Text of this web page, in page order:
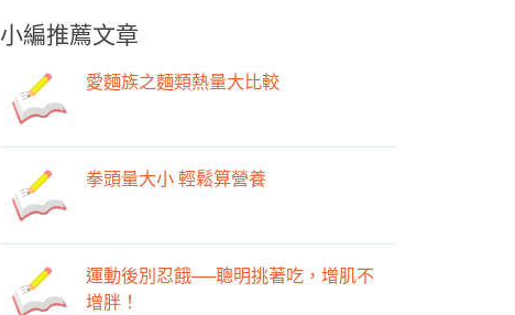
小編推薦文章
愛麵族之麵類熱量大比較
拳頭量大小 輕鬆算營養
運動後別忍餓──聰明挑著吃，增肌不
增胖！